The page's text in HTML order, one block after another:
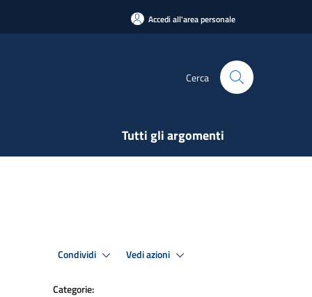
Accedi all'area personale
Cerca
Tutti gli argomenti
Condividi Vedi azioni
Categorie: